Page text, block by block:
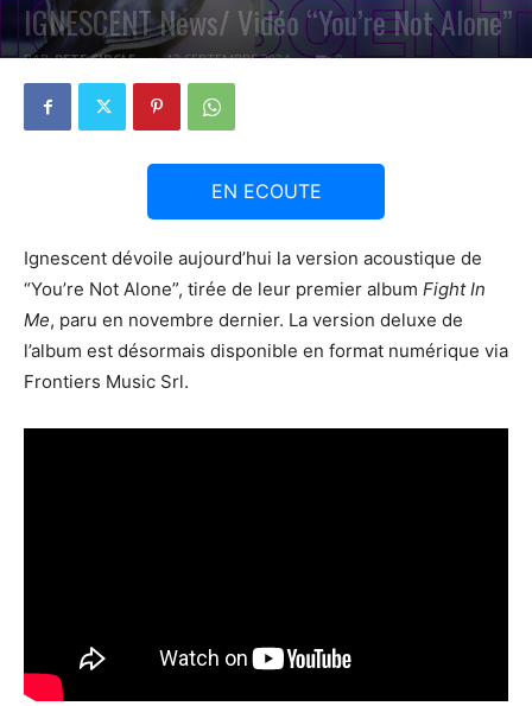
IGNESCENT News/ Vidéo “You’re Not Alone”
PAR PETE CIRCLE 12 SEPTEMBRE 2024 0
EN ECOUTE
Ignescent dévoile aujourd’hui la version acoustique de
“You’re Not Alone”, tirée de leur premier album Fight In
Me, paru en novembre dernier. La version deluxe de
l’album est désormais disponible en format numérique via
Frontiers Music Srl.